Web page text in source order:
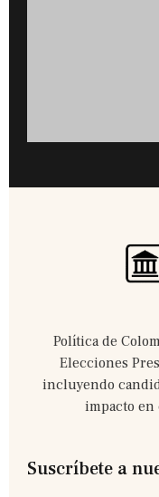
Política de
Elecciones
incluyendo
impacto
Suscríbete a